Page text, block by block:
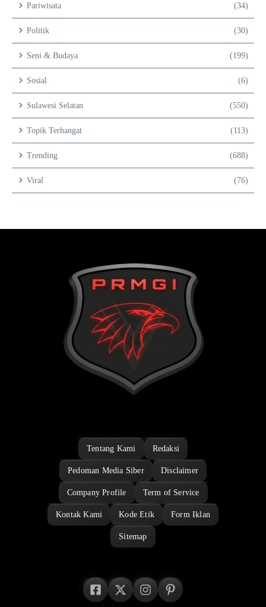
Pariwisata (34)
Politik (30)
Seni & Budaya (199)
Sosial (6)
Sulawesi Selatan (550)
Topik Terhangat (113)
Trending (688)
Viral (76)
Tentang Kami Redaksi
Pedoman Media Siber Disclaimer
Company Profile Term of Service
Kontak Kami Kode Etik Form Iklan
Sitemap